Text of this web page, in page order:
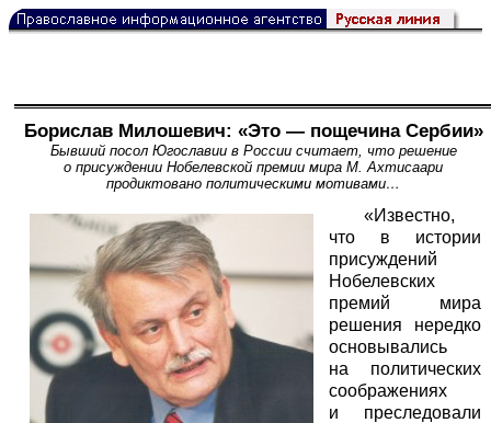
Борислав Милошевич: «Это — пощечина Сербии»
Бывший посол Югославии в России считает, что решение
о присуждении Нобелевской премии мира М. Ахтисаари
продиктовано политическими мотивами…
«Известно,
что в истории
присуждений
Нобелевских
премий мира
решения нередко
основывались
на политических
соображениях
и преследовали